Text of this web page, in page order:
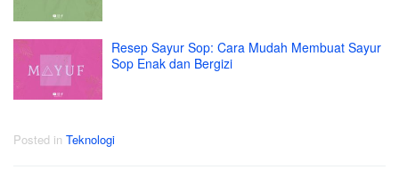
Resep Sayur Sop: Cara Mudah Membuat Sayur
Sop Enak dan Bergizi
Posted in Teknologi